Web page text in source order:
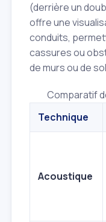
(derrière un
offre une
conduits,
cassures ou
de murs ou de
Comparatif
Technique
Acoustique